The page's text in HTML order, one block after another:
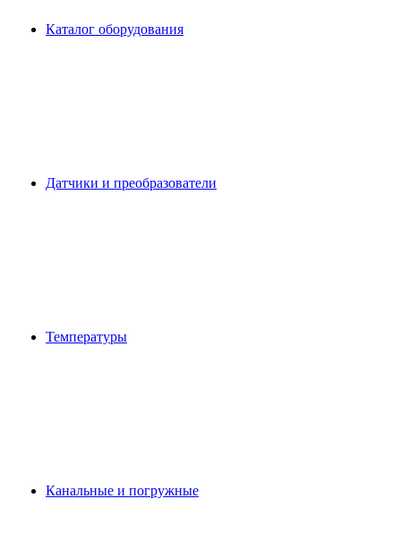
Каталог оборудования
Датчики и преобразователи
Температуры
Канальные и погружные